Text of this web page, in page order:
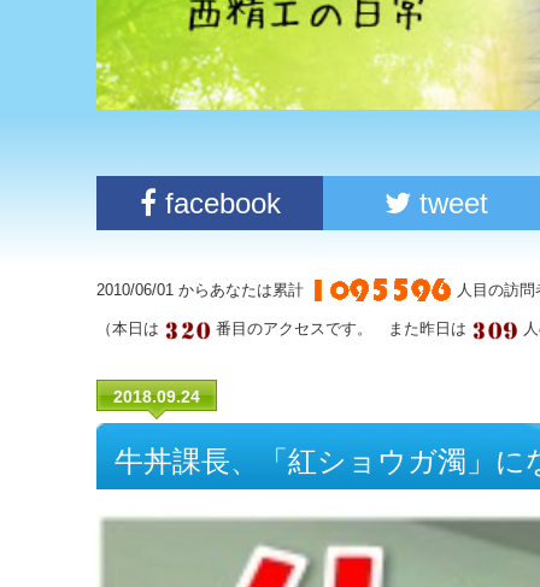
facebook tweet
2010/06/01 からあなたは累計 人目の訪
（本日は 番目のアクセスです。 また昨日は
2018.09.24
牛丼課長、「紅ショウガ濁」に